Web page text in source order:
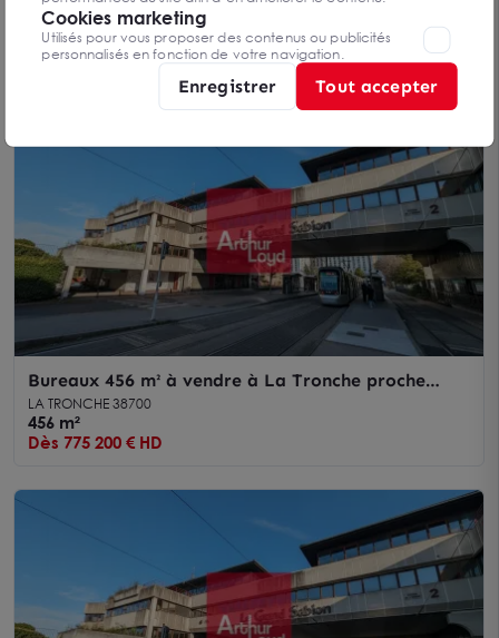
Contactez-nous
Bureaux 456 m² à vendre à La Tronche proche
tram et récemment rénovés
LA TRONCHE 38700
456 m²
Dès 775 200 € HD
Cookies marketing
Utilisés pour vous proposer des contenus ou publicités
personnalisés en fonction de votre navigation.
Enregistrer Tout accepter